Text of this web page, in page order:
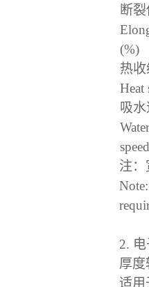
断
(%)
热
Heat
吸
注：
2.
厚度
适用